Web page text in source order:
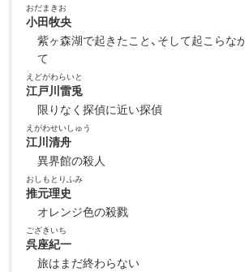
小田牧央
おだまきお
紫ヶ森湖で起きたこと、そして起こらな
て
江戸川雷兎
えどがわらいと
限りなく探偵に近い探偵
江川清舟
えがわせいしゅう
異界館の殺人
推元理史
おしもとりふみ
オレンジ色の殺戮
呉座紀一
ござきいち
旅はまだ終わらない